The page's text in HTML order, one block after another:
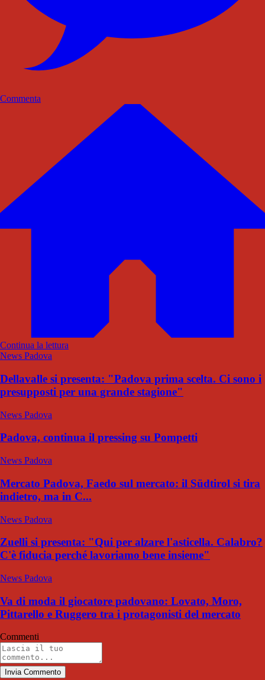
Commenta
Continua la lettura
News Padova
Dellavalle si presenta: "Padova prima scelta. Ci sono i
presupposti per una grande stagione"
News Padova
Padova, continua il pressing su Pompetti
News Padova
Mercato Padova, Faedo sul mercato: il Südtirol si tira
indietro, ma in C...
News Padova
Zuelli si presenta: "Qui per alzare l'asticella. Calabro?
C'è fiducia perché lavoriamo bene insieme"
News Padova
Va di moda il giocatore padovano: Lovato, Moro,
Pittarello e Ruggero tra i protagonisti del mercato
Commenti
Invia Commento